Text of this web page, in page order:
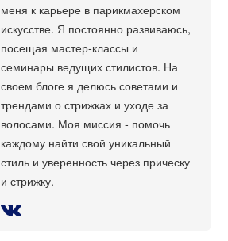
меня к карьере в парикмахерском
искусстве. Я постоянно развиваюсь,
посещая мастер-классы и
семинары ведущих стилистов. На
своем блоге я делюсь советами и
трендами о стрижках и уходе за
волосами. Моя миссия - помочь
каждому найти свой уникальный
стиль и уверенность через прическу
и стрижку.